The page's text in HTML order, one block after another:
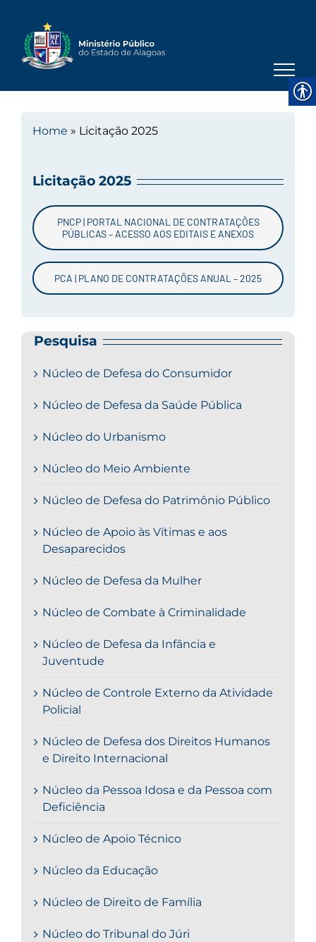
content
Home » Licitação 2025
Licitação 2025
PNCP | PORTAL NACIONAL DE CONTRATAÇÕES
PÚBLICAS – ACESSO AOS EDITAIS E ANEXOS
PCA | PLANO DE CONTRATAÇÕES ANUAL – 2025
Pesquisa
Núcleo de Defesa do Consumidor
Núcleo de Defesa da Saúde Pública
Núcleo do Urbanismo
Núcleo do Meio Ambiente
Núcleo de Defesa do Patrimônio Público
Núcleo de Apoio às Vítimas e aos
Desaparecidos
Núcleo de Defesa da Mulher
Núcleo de Combate à Criminalidade
Núcleo de Defesa da Infância e
Juventude
Núcleo de Controle Externo da Atividade
Policial
Núcleo de Defesa dos Direitos Humanos
e Direito Internacional
Núcleo da Pessoa Idosa e da Pessoa com
Deficiência
Núcleo de Apoio Técnico
Núcleo da Educação
Núcleo de Direito de Família
Núcleo do Tribunal do Júri